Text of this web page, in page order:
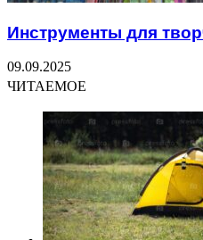
Инструменты для
09.09.2025
ЧИТАЕМОЕ